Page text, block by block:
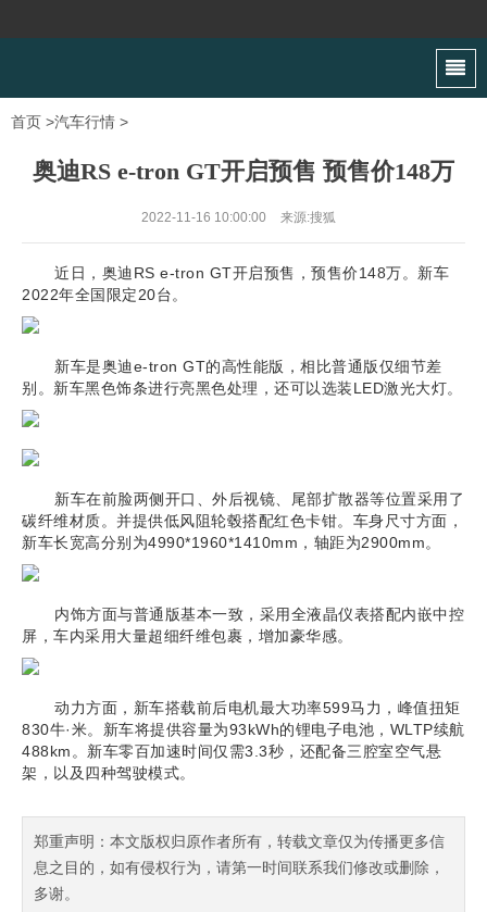
首页 >汽车行情 >
奥迪RS e-tron GT开启预售 预售价148万
2022-11-16 10:00:00 来源:搜狐
近日，奥迪RS e-tron GT开启预售，预售价148万。新车
2022年全国限定20台。
新车是奥迪e-tron GT的高性能版，相比普通版仅细节差
别。新车黑色饰条进行亮黑色处理，还可以选装LED激光大灯。
新车在前脸两侧开口、外后视镜、尾部扩散器等位置采用了
碳纤维材质。并提供低风阻轮毂搭配红色卡钳。车身尺寸方面，
新车长宽高分别为4990*1960*1410mm，轴距为2900mm。
内饰方面与普通版基本一致，采用全液晶仪表搭配内嵌中控
屏，车内采用大量超细纤维包裹，增加豪华感。
动力方面，新车搭载前后电机最大功率599马力，峰值扭矩
830牛·米。新车将提供容量为93kWh的锂电子电池，WLTP续航
488km。新车零百加速时间仅需3.3秒，还配备三腔室空气悬
架，以及四种驾驶模式。
郑重声明：本文版权归原作者所有，转载文章仅为传播更多信
息之目的，如有侵权行为，请第一时间联系我们修改或删除，
多谢。